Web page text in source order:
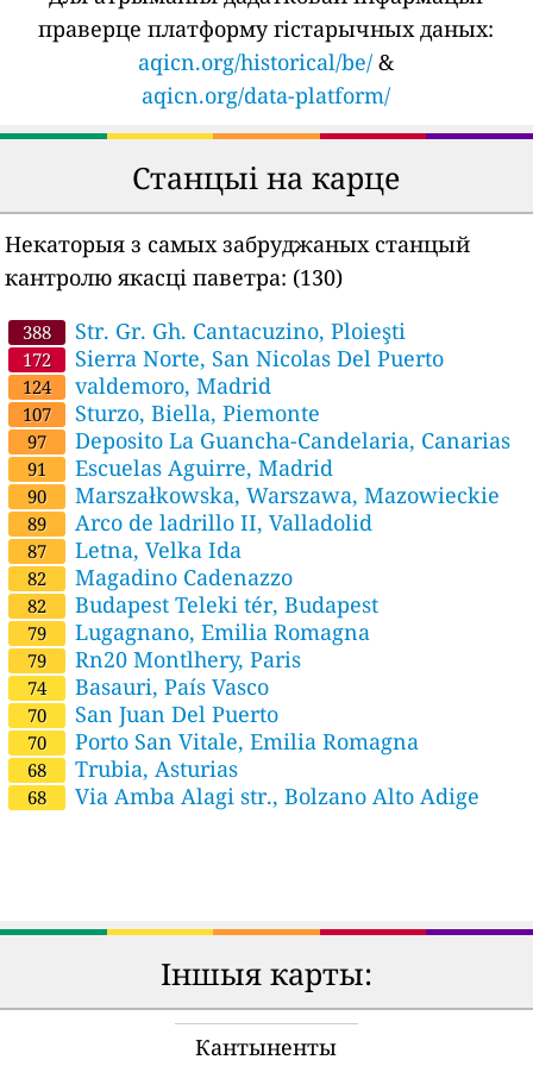
праверце платформу гістарычных даных:
aqicn.org/historical/be/ &
aqicn.org/data-platform/
Станцыі на карце
Некаторыя з самых забруджаных станцый
кантролю якасці паветра: (130)
388 Str. Gr. Gh. Cantacuzino, Ploieşti
172 Sierra Norte, San Nicolas Del Puerto
124 valdemoro, Madrid
107 Sturzo, Biella, Piemonte
97 Deposito La Guancha-Candelaria, Canarias
91 Escuelas Aguirre, Madrid
90 Marszałkowska, Warszawa, Mazowieckie
89 Arco de ladrillo II, Valladolid
87 Letna, Velka Ida
82 Magadino Cadenazzo
82 Budapest Teleki tér, Budapest
79 Lugagnano, Emilia Romagna
79 Rn20 Montlhery, Paris
74 Basauri, País Vasco
70 San Juan Del Puerto
70 Porto San Vitale, Emilia Romagna
68 Trubia, Asturias
68 Via Amba Alagi str., Bolzano Alto Adige
Іншыя карты:
Кантыненты